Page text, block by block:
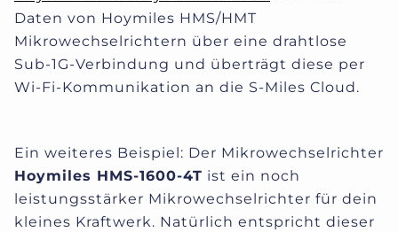
Daten von Hoymiles HMS/HMT
Mikrowechselrichtern über eine drahtlose
Sub-1G-Verbindung und überträgt diese per
Wi-Fi-Kommunikation an die S-Miles Cloud.
Ein weiteres Beispiel: Der Mikrowechselrichter
Hoymiles HMS-1600-4T ist ein noch
leistungsstärker Mikrowechselrichter für dein
kleines Kraftwerk. Natürlich entspricht dieser